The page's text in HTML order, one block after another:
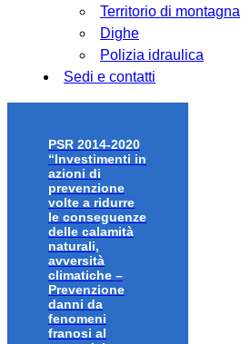
Territorio di montagna
Dighe
Polizia idraulica
Sedi e contatti
PSR 2014-2020
“Investimenti in
azioni di
prevenzione
volte a ridurre
le conseguenze
delle calamità
naturali,
avversità
climatiche –
Prevenzione
danni da
fenomeni
franosi al